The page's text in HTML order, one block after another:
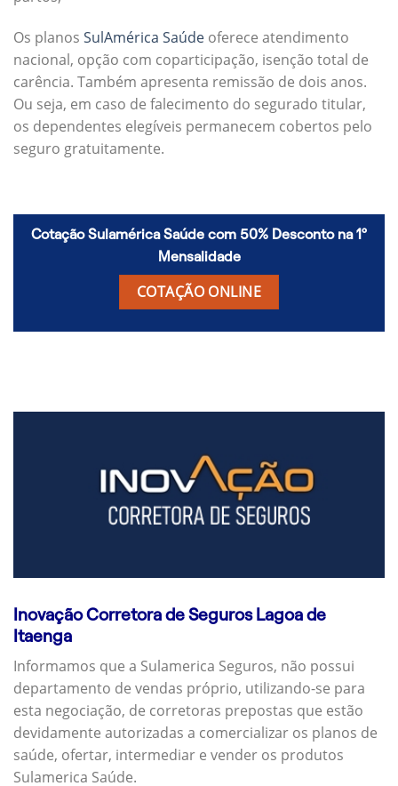
Os planos SulAmérica Saúde oferece atendimento
nacional, opção com coparticipação, isenção total de
carência. Também apresenta remissão de dois anos.
Ou seja, em caso de falecimento do segurado titular,
os dependentes elegíveis permanecem cobertos pelo
seguro gratuitamente.
Cotação Sulamérica Saúde com 50% Desconto na 1º
Mensalidade
COTAÇÃO ONLINE
Inovação Corretora de Seguros Lagoa de
Itaenga
Informamos que a Sulamerica Seguros, não possui
departamento de vendas próprio, utilizando-se para
esta negociação, de corretoras prepostas que estão
devidamente autorizadas a comercializar os planos de
saúde, ofertar, intermediar e vender os produtos
Sulamerica Saúde.